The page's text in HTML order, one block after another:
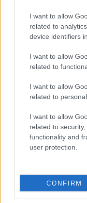
I want to allow
related to
device identifiers
I want to allow
related to
I want to allow
related to
I want to allow
related to
functionality and
user protection.
CONFIRM
εταιρείαη οποία
βηματοδότη τα
και του τρόπου
τον απινιδωτή,
έστειλε η
δείχνουν
η καρδιά του
σφυγμούς.
2.30 το
γιατί το παιδί
καταλήγει και